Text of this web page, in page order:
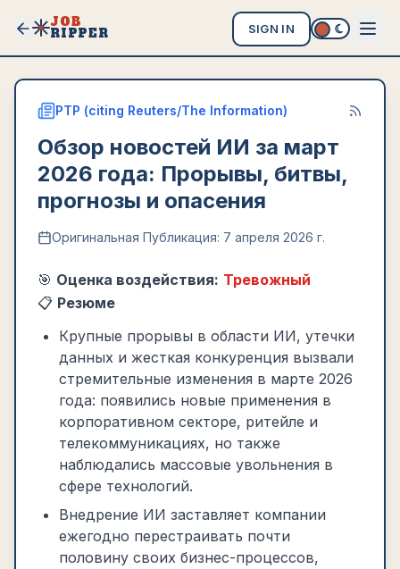
JOB
RIPPER SIGN IN
PTP (citing Reuters/The Information)
Обзор новостей ИИ за март
2026 года: Прорывы, битвы,
прогнозы и опасения
Оригинальная Публикация: 7 апреля 2026 г.
🎯 Оценка воздействия: Тревожный
📋 Резюме
Крупные прорывы в области ИИ, утечки
данных и жесткая конкуренция вызвали
стремительные изменения в марте 2026
года: появились новые применения в
корпоративном секторе, ритейле и
телекоммуникациях, но также
наблюдались массовые увольнения в
сфере технологий.
Внедрение ИИ заставляет компании
ежегодно перестраивать почти
половину своих бизнес-процессов,